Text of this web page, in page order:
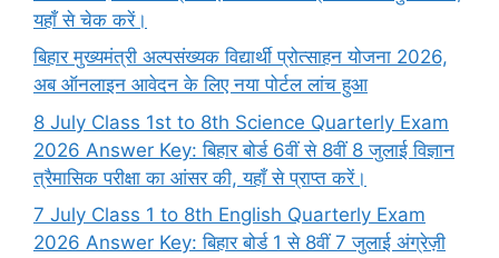
यहाँ से चेक करें।
बिहार मुख्यमंत्री अल्पसंख्यक विद्यार्थी प्रोत्साहन योजना 2026,
अब ऑनलाइन आवेदन के लिए नया पोर्टल लांच हुआ
8 July Class 1st to 8th Science Quarterly Exam
2026 Answer Key: बिहार बोर्ड 6वीं से 8वीं 8 जुलाई विज्ञान
त्रैमासिक परीक्षा का आंसर की, यहाँ से प्राप्त करें।
7 July Class 1 to 8th English Quarterly Exam
2026 Answer Key: बिहार बोर्ड 1 से 8वीं 7 जुलाई अंग्रेज़ी